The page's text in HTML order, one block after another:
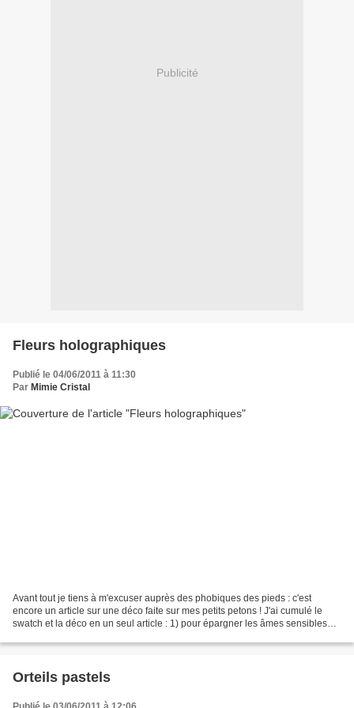
Publicité
Fleurs holographiques
Publié le 04/06/2011 à 11:30
Par Mimie Cristal
Avant tout je tiens à m'excuser auprès des phobiques des pieds : c'est
encore un article sur une déco faite sur mes petits petons ! J'ai cumulé le
swatch et la déco en un seul article : 1) pour épargner les âmes sensibles
Orteils pastels